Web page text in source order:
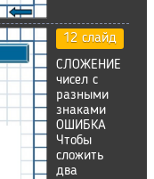
12 слайд
СЛОЖЕНИЕ
чисел с
разными
знаками
ОШИБКА
Чтобы
сложить
два